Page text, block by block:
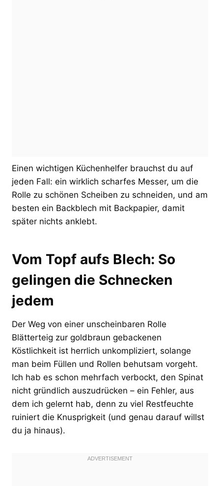
Einen wichtigen Küchenhelfer brauchst du auf
jeden Fall: ein wirklich scharfes Messer, um die
Rolle zu schönen Scheiben zu schneiden, und am
besten ein Backblech mit Backpapier, damit
später nichts anklebt.
Vom Topf aufs Blech: So
gelingen die Schnecken
jedem
Der Weg von einer unscheinbaren Rolle
Blätterteig zur goldbraun gebackenen
Köstlichkeit ist herrlich unkompliziert, solange
man beim Füllen und Rollen behutsam vorgeht.
Ich hab es schon mehrfach verbockt, den Spinat
nicht gründlich auszudrücken – ein Fehler, aus
dem ich gelernt hab, denn zu viel Restfeuchte
ruiniert die Knusprigkeit (und genau darauf willst
du ja hinaus).